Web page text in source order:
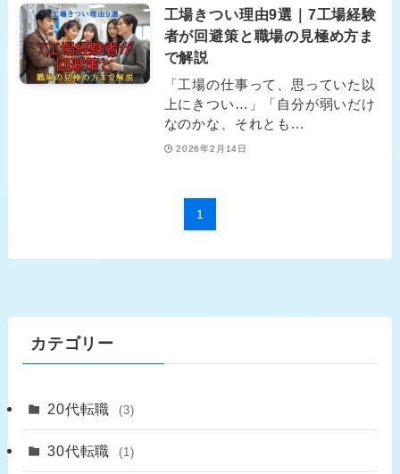
工場きつい理由9選｜7工場経験
者が回避策と職場の見極め方ま
で解説
「工場の仕事って、思っていた以
上にきつい…」「自分が弱いだけ
なのかな、それとも...
2026年2月14日
1
カテゴリー
20代転職 (3)
30代転職 (1)